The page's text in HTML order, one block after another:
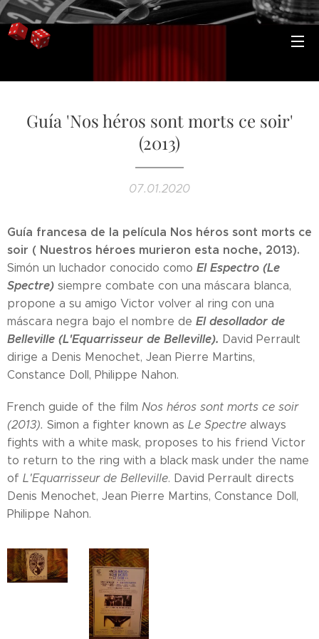
Guía 'Nos héros sont morts ce soir'
(2013)
07.01.2020
Guía francesa de la película Nos héros sont morts ce
soir ( Nuestros héroes murieron esta noche, 2013).
Simón un luchador conocido como El Espectro (Le
Spectre) siempre combate con una máscara blanca,
propone a su amigo Victor volver al ring con una
máscara negra bajo el nombre de El desollador de
Belleville (L'Equarrisseur de Belleville). David Perrault
dirige a Denis Menochet, Jean Pierre Martins,
Constance Doll, Philippe Nahon.
French guide of the film Nos héros sont morts ce soir
(2013). Simon a fighter known as Le Spectre always
fights with a white mask, proposes to his friend Victor
to return to the ring with a black mask under the name
of L'Equarrisseur de Belleville. David Perrault directs
Denis Menochet, Jean Pierre Martins, Constance Doll,
Philippe Nahon.